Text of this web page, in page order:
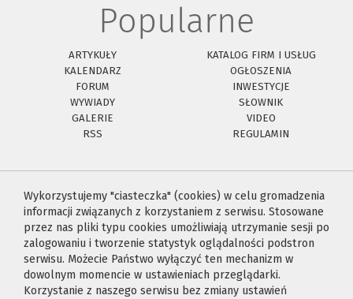
Popularne
ARTYKUŁY
KATALOG FIRM I USŁUG
KALENDARZ
OGŁOSZENIA
FORUM
INWESTYCJE
WYWIADY
SŁOWNIK
GALERIE
VIDEO
RSS
REGULAMIN
Wykorzystujemy "ciasteczka" (cookies) w celu gromadzenia
informacji związanych z korzystaniem z serwisu. Stosowane
przez nas pliki typu cookies umożliwiają utrzymanie sesji po
zalogowaniu i tworzenie statystyk oglądalności podstron
serwisu. Możecie Państwo wyłączyć ten mechanizm w
dowolnym momencie w ustawieniach przeglądarki.
Korzystanie z naszego serwisu bez zmiany ustawień